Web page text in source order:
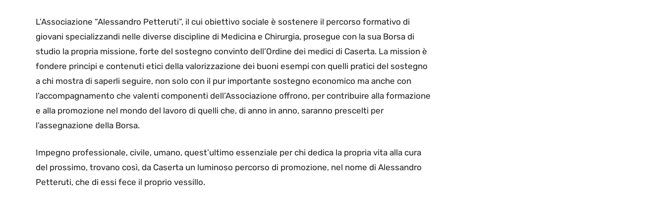
L’Associazione “Alessandro Petteruti”, il cui obiettivo sociale è sostenere il percorso formativo di
giovani specializzandi nelle diverse discipline di Medicina e Chirurgia, prosegue con la sua Borsa di
studio la propria missione, forte del sostegno convinto dell’Ordine dei medici di Caserta. La mission è
fondere principi e contenuti etici della valorizzazione dei buoni esempi con quelli pratici del sostegno
a chi mostra di saperli seguire, non solo con il pur importante sostegno economico ma anche con
l’accompagnamento che valenti componenti dell’Associazione offrono, per contribuire alla formazione
e alla promozione nel mondo del lavoro di quelli che, di anno in anno, saranno prescelti per
l’assegnazione della Borsa.
Impegno professionale, civile, umano, quest’ultimo essenziale per chi dedica la propria vita alla cura
del prossimo, trovano così, da Caserta un luminoso percorso di promozione, nel nome di Alessandro
Petteruti, che di essi fece il proprio vessillo.